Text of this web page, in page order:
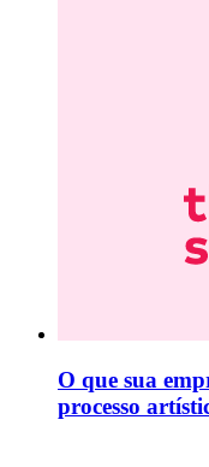
O que sua
processo